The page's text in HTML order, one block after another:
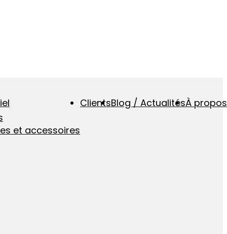
et accessoires
ClientsBlog / ActualitésÀ propos